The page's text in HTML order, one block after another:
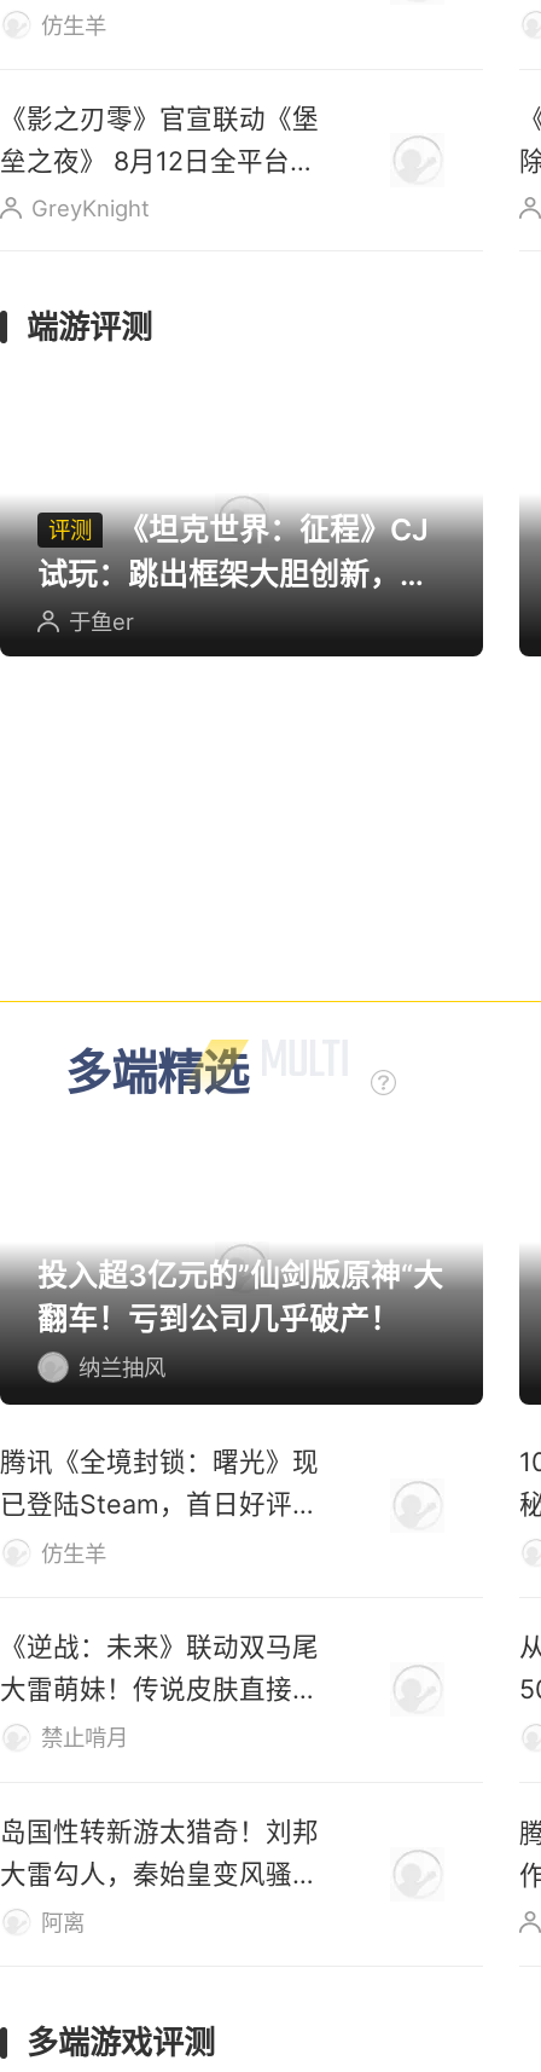
上线仿生羊
《影之刃零》官宣联动《堡
垒之夜》 8月12日全平台预
售 GreyKnight
端游评测
评测
《坦克世界：征程》CJ
试玩：跳出框架大胆创新，用
英雄射击重塑坦克对战
于鱼er
多端精选
投入超3亿元的”仙剑版原神“大
翻车！亏到公司几乎破产！
纳兰抽风
腾讯《全境封锁：曙光》现
已登陆Steam，首日好评率
仅31%仿生羊
《逆战：未来》联动双马尾
大雷萌妹！传说皮肤直接免
费送！禁止啃月
岛国性转新游太猎奇！刘邦
大雷勾人，秦始皇变风骚美
女
阿离
多端游戏评测